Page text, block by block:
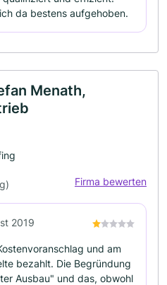
da bestens aufgehoben.
Menath,
Firma bewerten
2019
und am
bezahlt. Die Begründung
Ausbau" und das, obwohl